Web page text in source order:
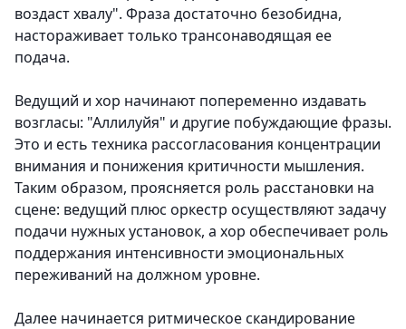
воздаст хвалу". Фраза достаточно безобидна,
настораживает только трансонаводящая ее
подача.
Ведущий и хор начинают попеременно издавать
возгласы: "Аллилуйя" и другие побуждающие фразы.
Это и есть техника рассогласования концентрации
внимания и понижения критичности мышления.
Таким образом, проясняется роль расстановки на
сцене: ведущий плюс оркестр осуществляют задачу
подачи нужных установок, а хор обеспечивает роль
поддержания интенсивности эмоциональных
переживаний на должном уровне.
Далее начинается ритмическое скандирование